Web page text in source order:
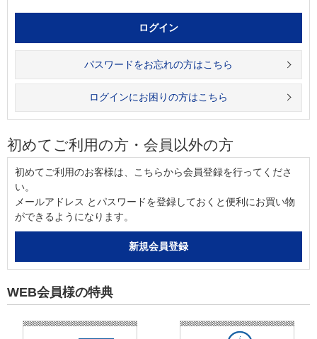
パスワードをお忘れの方はこちら
ログインにお困りの方はこちら
初めてご利用の方・会員以外の方
初めてご利用のお客様は、こちらから会員登録を行ってくださ
い。
メールアドレス とパスワードを登録しておくと便利にお買い物
ができるようになります。
WEB会員様の特典